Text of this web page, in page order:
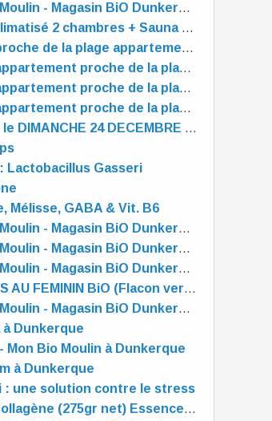
Mon Bio Moulin - Magasin BiO Dunkerque - est OUVERT tout l'été
Appart climatisé 2 chambres + Sauna à 5mn/plage. Animaux acceptés. 7 nuits Maxi
AirBnB proche de la plage appartement 5 🌟"PRELUDE" à Dunkerque
AirBnB appartement proche de la plage "PRELUDE" à Dunkerque
AirBnB appartement proche de la plage "PRELUDE" à Dunkerque
AirBnB appartement proche de la plage "PRELUDE" à Dunkerque
OUVERT le DIMANCHE 24 DECEMBRE de 10 à 13 heures
Lactobacillus Gasseri
Mélisse, GABA & Vit. B6
Mon Bio Moulin - Magasin BiO Dunkerque - est OUVERT tout l'été
Mon Bio Moulin - Magasin BiO Dunkerque - est OUVERT tout l'été
Mon Bio Moulin - Magasin BiO Dunkerque - est OUVERT tout l'été
HANCHES AU FEMININ BiO (Flacon verre 125ml)
Mon Bio Moulin - Magasin BiO Dunkerque - est OUVERT tout l'été
à Dunkerque
Mon Bio Moulin à Dunkerque
à Dunkerque
: une solution contre le stress
Dermo Collagène (275gr net) Essence Pure